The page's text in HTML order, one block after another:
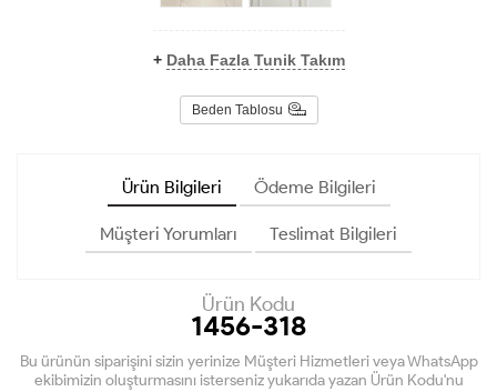
+ Daha Fazla Tunik Takım
Beden Tablosu
Ürün Bilgileri Ödeme Bilgileri
Müşteri Yorumları Teslimat Bilgileri
Ürün Kodu
1456-318
Bu ürünün siparişini sizin yerinize Müşteri Hizmetleri veya WhatsApp
ekibimizin oluşturmasını isterseniz yukarıda yazan Ürün Kodu'nu